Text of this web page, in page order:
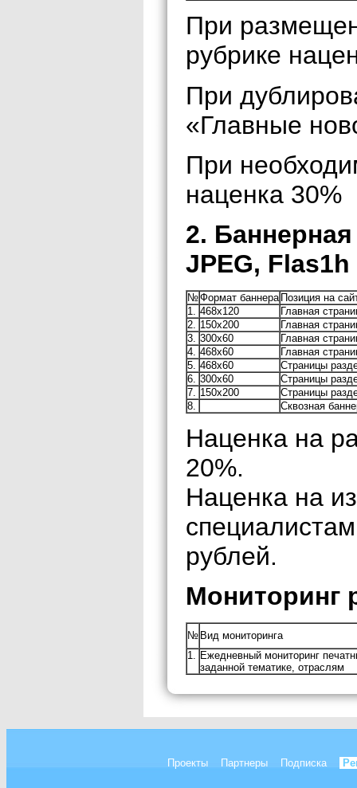
При
рубрике
При
«Главные
При
наценка 30%
2.
JPEG,
№Формат баннера Позиция на
1.
468х120
Главная
2.
150х200
Главная
3. 300х60
Главная
4. 468х60
Главная
5. 468х60
Страницы
6. 300х60
Страницы
7.
150х200
Страницы
8.
Сквозная
Наценка на
20%.
Наценка на
рублей.
Мониторинг
№ Вид мониторинга
1.
Ежедневный мониторинг
заданной тематике, отраслям
Проекты Партнеры Подписка